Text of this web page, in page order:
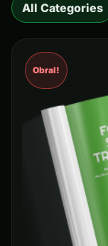
All Categories
Obral!